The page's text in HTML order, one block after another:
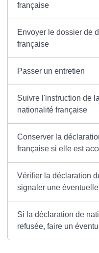
française
Envoyer le dossier de
française
Passer un entretien
Suivre l'instruction de
nationalité française
Conserver la
française si elle est
Vérifier la déclaration
signaler une
Si la déclaration de
refusée, faire un